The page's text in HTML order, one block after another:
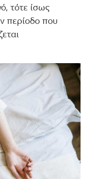
τότε ίσως
περίοδο που